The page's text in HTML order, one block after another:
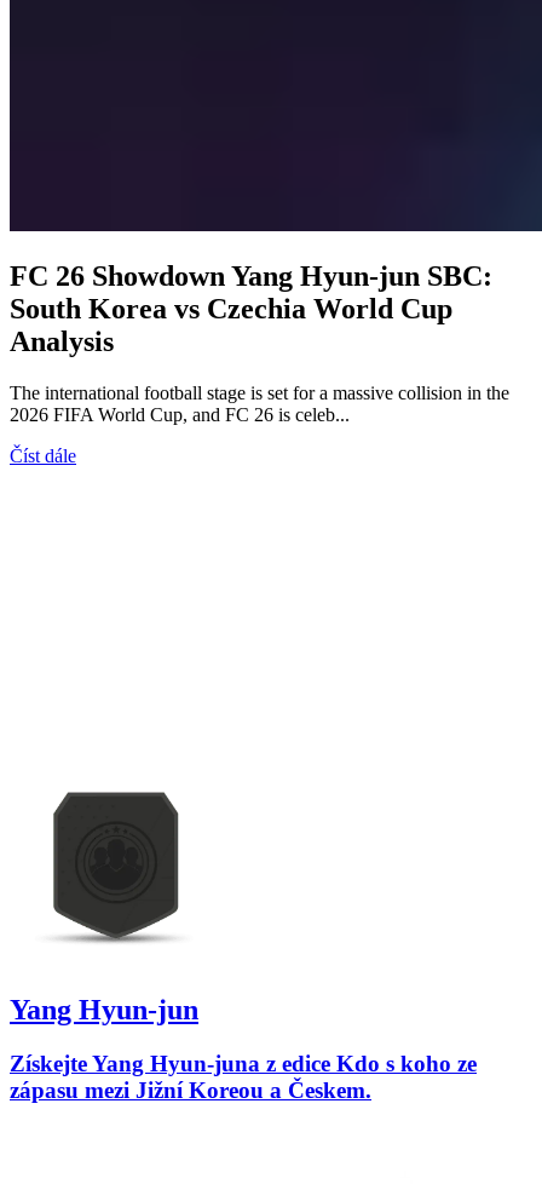
FC 26 Showdown Yang Hyun-jun SBC:
South Korea vs Czechia World Cup
Analysis
The international football stage is set for a massive collision in the
2026 FIFA World Cup, and FC 26 is celeb...
Číst dále
Yang Hyun-jun
Získejte Yang Hyun-juna z edice Kdo s koho ze
zápasu mezi Jižní Koreou a Českem.